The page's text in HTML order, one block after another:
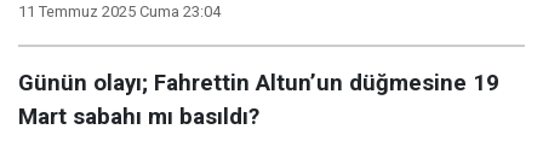
11 Temmuz 2025 Cuma 23:04
Günün olayı; Fahrettin Altun’un düğmesine 19
Mart sabahı mı basıldı?